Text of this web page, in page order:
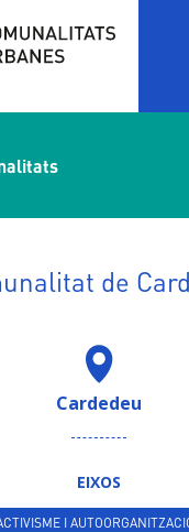
de
Cardedeu
EIXOS
I